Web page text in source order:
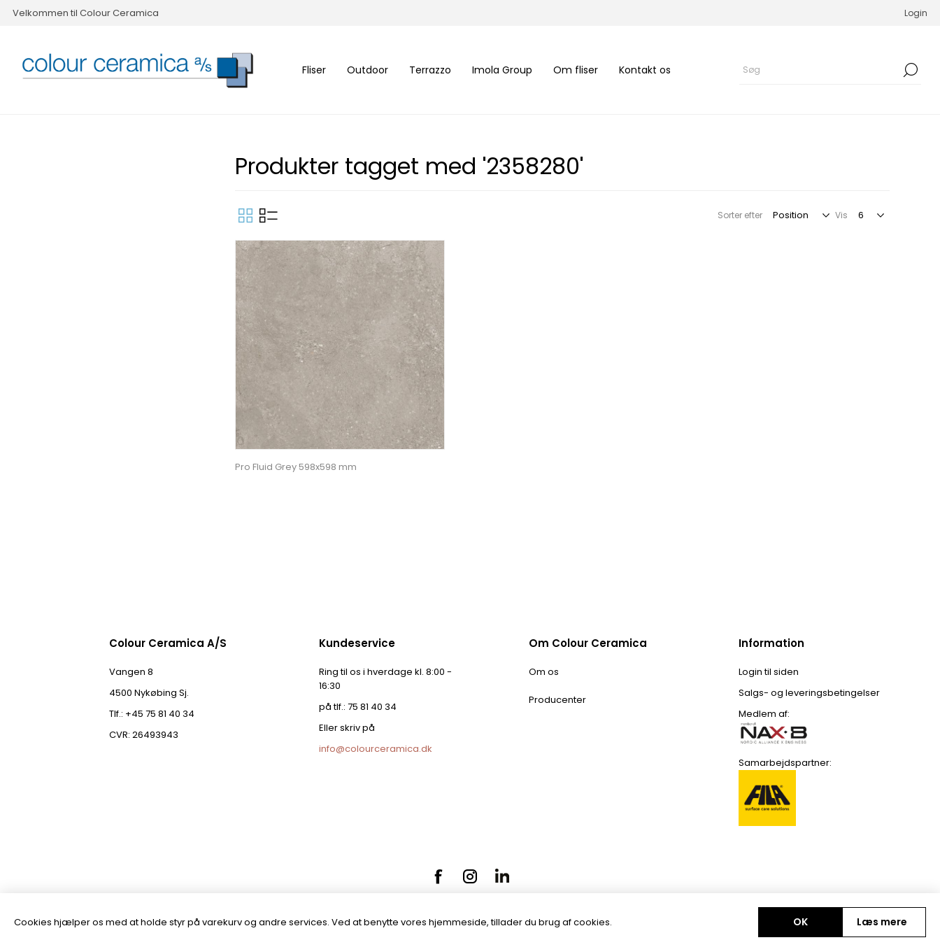
Velkommen til Colour Ceramica Login
Fliser Outdoor Terrazzo Imola Group Om fliser Kontakt os
Produkter tagget med '2358280'
Sorter efter Vis
Pro Fluid Grey 598x598 mm
Colour Ceramica A/S
Vangen 8
4500 Nykøbing Sj.
Tlf.: +45 75 81 40 34
CVR: 26493943
Kundeservice
Ring til os i hverdage kl. 8:00 -
16:30
på tlf.: 75 81 40 34
Eller skriv på
info@colourceramica.dk
Om Colour Ceramica
Om os
Producenter
Information
Login til siden
Salgs- og leveringsbetingelser
Medlem af:
Samarbejdspartner:
Copyright © 2026 Colour Ceramica A/S. Alle rettigheder forbeholdt.
Cookies hjælper os med at holde styr på varekurv og andre services. Ved at benytte vores hjemmeside, tillader du brug af cookies. OK Læs mere